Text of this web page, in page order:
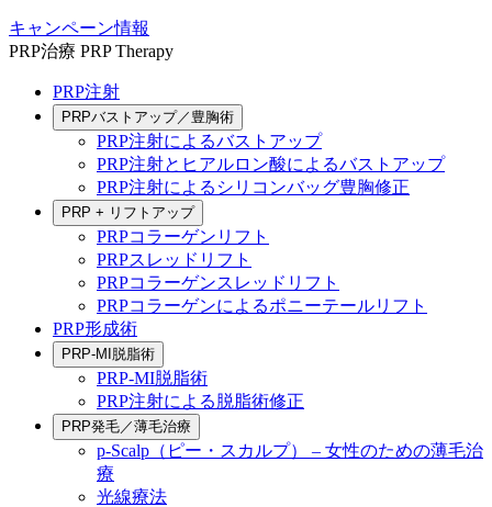
キャンペーン情報
PRP治療 PRP Therapy
PRP注射
PRPバストアップ／豊胸術
PRP注射によるバストアップ
PRP注射とヒアルロン酸によるバストアップ
PRP注射によるシリコンバッグ豊胸修正
PRP + リフトアップ
PRPコラーゲンリフト
PRPスレッドリフト
PRPコラーゲンスレッドリフト
PRPコラーゲンによるポニーテールリフト
PRP形成術
PRP-MI脱脂術
PRP-MI脱脂術
PRP注射による脱脂術修正
PRP発毛／薄毛治療
p-Scalp（ピー・スカルプ） – 女性のための薄毛治
療
光線療法